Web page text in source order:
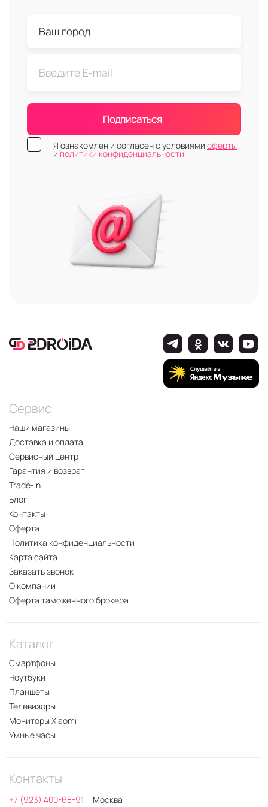
Подписаться
Я ознакомлен и согласен с условиями оферты
и политики конфиденциальности
Сервис
Наши магазины
Доставка и оплата
Сервисный центр
Гарантия и возврат
Trade-In
Блог
Контакты
Оферта
Политика конфиденциальности
Карта сайта
Заказать звонок
О компании
Оферта таможенного брокера
Каталог
Смартфоны
Ноутбуки
Планшеты
Телевизоры
Мониторы Xiaomi
Умные часы
Контакты
+7 (923) 400-68-91 Москва